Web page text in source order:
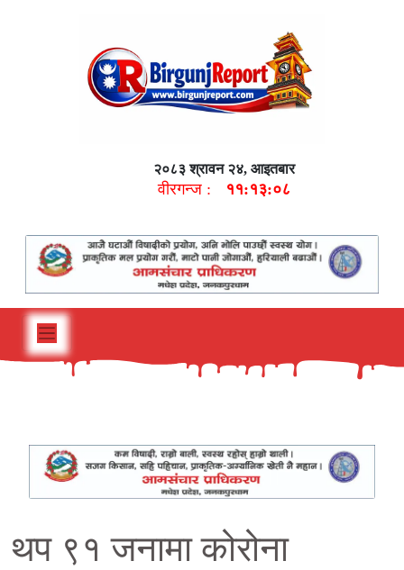
२०८३ श्रावन २४, आइतबार
वीरगन्ज : ११:१३:०९
थप ९१ जनामा कोरोना